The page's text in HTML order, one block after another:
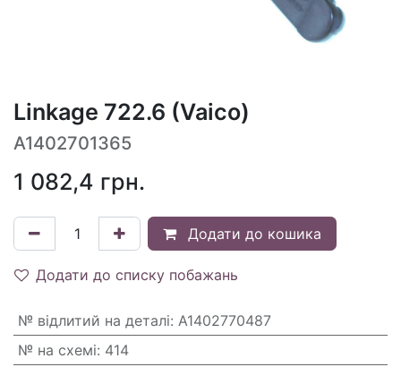
Linkage 722.6 (Vaico)
A1402701365
1 082,4 грн.
Додати до кошика
Додати до списку побажань
№ відлитий на деталі: A1402770487
№ на схемі: 414